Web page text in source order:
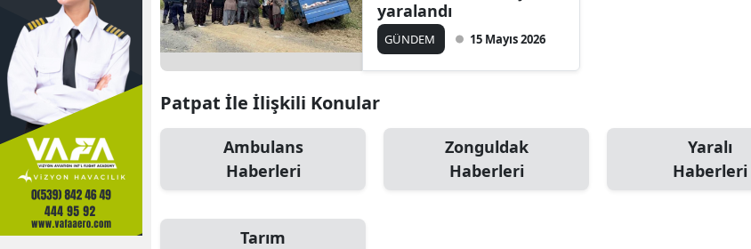
yaralandı
GÜNDEM 15 Mayıs 2026
Patpat İle İlişkili Konular
Ambulans
Haberleri
Zonguldak
Haberleri
Yaralı
Haberleri
Tarım